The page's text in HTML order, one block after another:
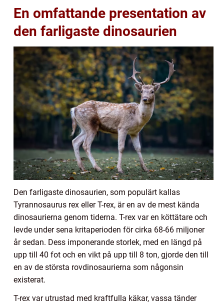
En omfattande presentation av
den farligaste dinosaurien
Den farligaste dinosaurien, som populärt kallas
Tyrannosaurus rex eller T-rex, är en av de mest kända
dinosaurierna genom tiderna. T-rex var en köttätare och
levde under sena kritaperioden för cirka 68-66 miljoner
år sedan. Dess imponerande storlek, med en längd på
upp till 40 fot och en vikt på upp till 8 ton, gjorde den till
en av de största rovdinosaurierna som någonsin
existerat.
T-rex var utrustad med kraftfulla käkar, vassa tänder